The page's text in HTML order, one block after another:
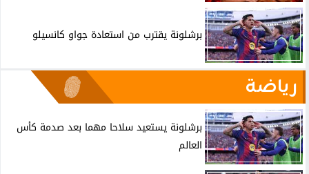
برشلونة يقترب من استعادة جواو كانسيلو
رياضة
برشلونة يستعيد سلاحا مهما بعد صدمة كأس
العالم